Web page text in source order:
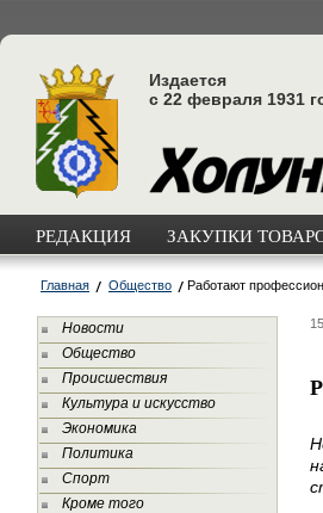
Издается
с 22 февраля 1931
РЕДАКЦИЯ ЗАКУПКИ
Главная Общество Работают
Новости
Общество
Происшествия
Культура и искусство
Экономика
Политика
Спорт
Кроме того